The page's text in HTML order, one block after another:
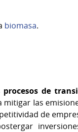
biomasa.
de
mitigar las
de